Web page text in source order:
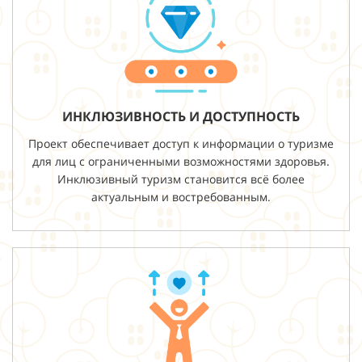
ИНКЛЮЗИВНОСТЬ И ДОСТУПНОСТЬ
Проект обеспечивает доступ к информации о туризме
для лиц с ограниченными возможностями здоровья.
Инклюзивный туризм становится всё более
актуальным и востребованным.